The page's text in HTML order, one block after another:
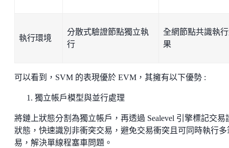
執行環境
分散式驗證節點獨立執
行
全網節點共識執
果
可以看到，SVM 的表現優於 EVM，其擁有以下優勢 :
獨立帳戶模型與並行處理
將鏈上狀態分割為獨立帳戶，再透過 Sealevel 引擎標記交易
狀態，快速識別非衝突交易，避免交易衝突且可同時執行多
易，解決單線程塞車問題。